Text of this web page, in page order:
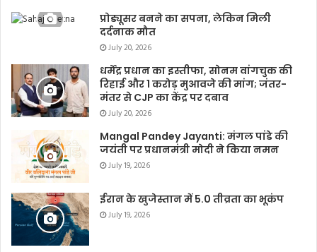
प्रोड्यूसर बनने का सपना, लेकिन मिली
दर्दनाक मौत
July 20, 2026
धर्मेंद्र प्रधान का इस्तीफा, सोनम वांगचुक की
रिहाई और 1 करोड़ मुआवजे की मांग; जंतर-
मंतर से CJP का केंद्र पर दबाव
July 20, 2026
Mangal Pandey Jayanti: मंगल पांडे की
जयंती पर प्रधानमंत्री मोदी ने किया नमन
July 19, 2026
ईरान के खुजेस्तान में 5.0 तीव्रता का भूकंप
July 19, 2026